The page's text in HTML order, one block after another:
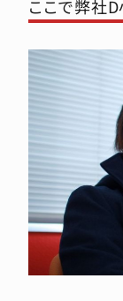
ここで弊社